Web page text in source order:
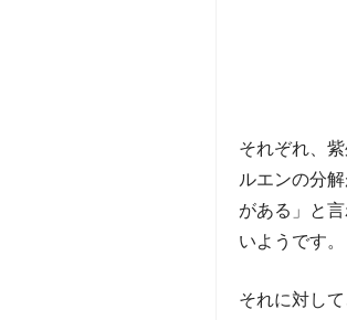
それぞれ、
ルエンの分
がある」と
いようです。
それに対し